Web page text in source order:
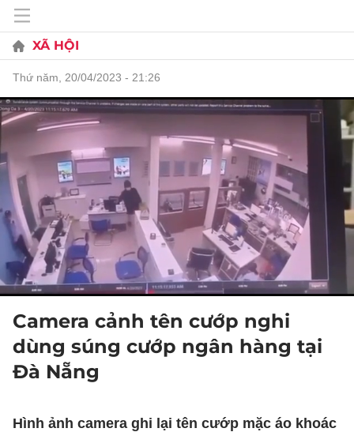
XÃ HỘI
thứ năm, 20/04/2023 - 21:26
Camera cảnh tên cướp nghi
dùng súng cướp ngân hàng tại
Đà Nẵng
Hình ảnh camera ghi lại tên cướp mặc áo khoác